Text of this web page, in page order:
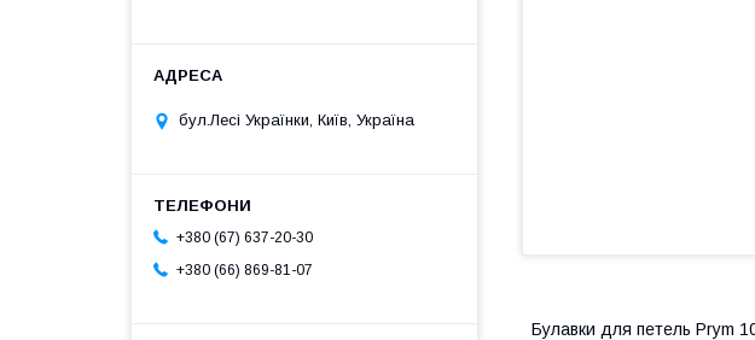
Булавки для петель Prym
бул.Лесі Українки, Київ, Україна
+380 (67) 637-20-30
+380 (66) 869-81-07